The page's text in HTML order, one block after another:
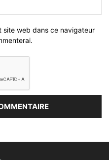
site web dans ce navigateur